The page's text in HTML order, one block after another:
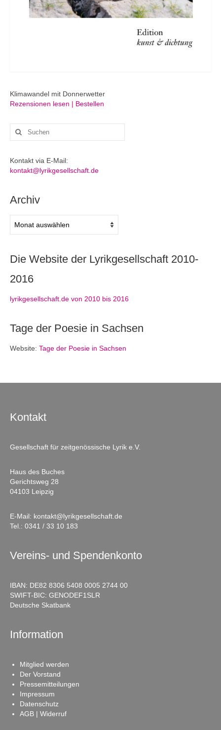
Klimawandel mit Donnerwetter
Rezensionen lesen | Bestellen
Suchen
nach:
Kontakt via E-Mail:
kontakt@lyrikgesellschaft.de
Archiv
Die Website der Lyrikgesellschaft 2010-
2016
lyrikgesellschaft.de von 2010 bis 2016
Tage der Poesie in Sachsen
Website: Tage der Poesie in Sachsen
Kontakt
Gesellschaft für zeitgenössische Lyrik e.V.
Haus des Buches
Gerichtsweg 28
04103 Leipzig
E-Mail: kontakt@lyrikgesellschaft.de
Tel.: 0341 / 33 10 183
Vereins- und Spendenkonto
IBAN: DE82 8306 5408 0005 2744 00
SWIFT-BIC: GENODEF1SLR
Deutsche Skatbank
Information
Mitglied werden
Der Vorstand
Pressemitteilungen
Impressum
Datenschutz
AGB | Widerruf